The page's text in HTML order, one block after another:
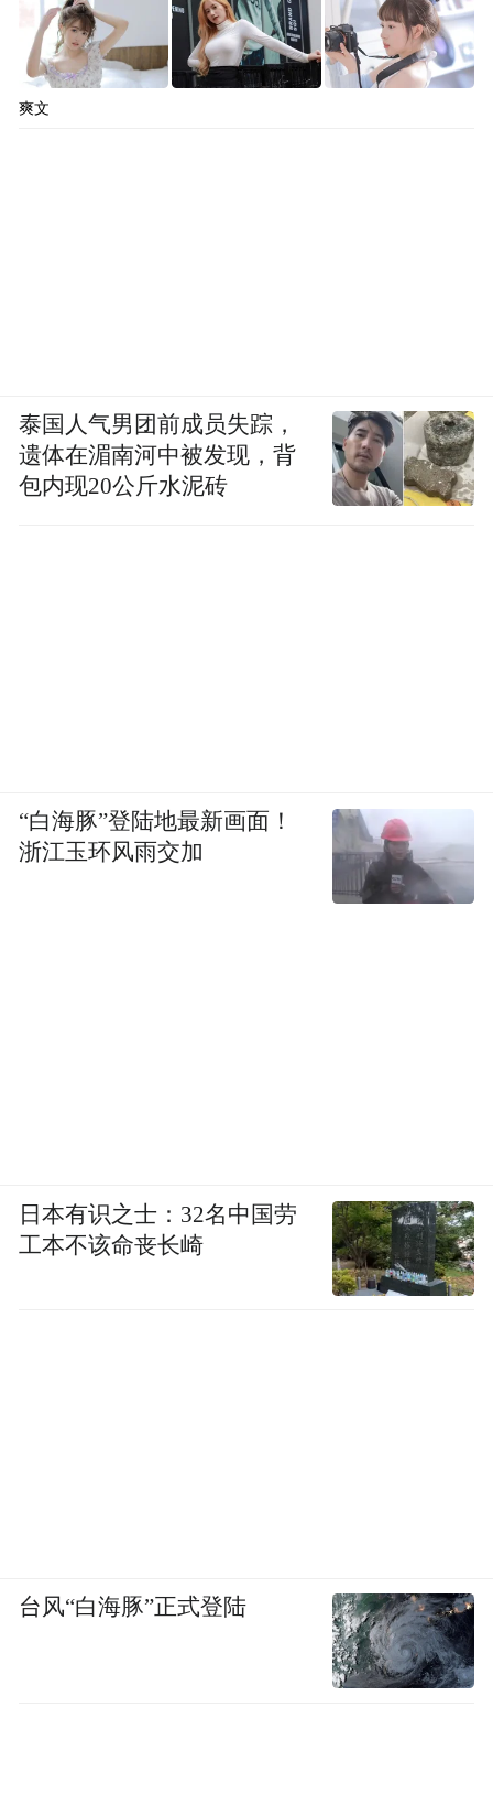
爽文
泰国人气男团前成员失踪，
遗体在湄南河中被发现，背
包内现20公斤水泥砖
“白海豚”登陆地最新画面！
浙江玉环风雨交加
日本有识之士：32名中国劳
工本不该命丧长崎
台风“白海豚”正式登陆